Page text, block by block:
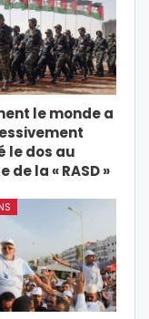
le monde a
le dos au
de la « RASD »